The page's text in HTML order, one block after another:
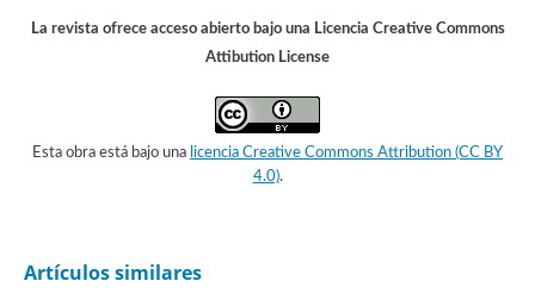
La revista ofrece acceso abierto bajo una Licencia Creative Commons
Attibution License
Esta obra está bajo una licencia Creative Commons Attribution (CC BY
4.0).
Artículos similares